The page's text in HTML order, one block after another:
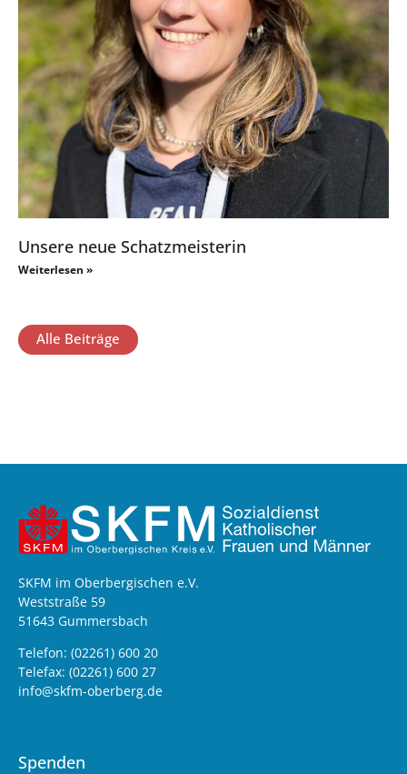
Unsere neue Schatzmeisterin
Weiterlesen »
Alle Beiträge
SKFM im Oberbergischen e.V.
Weststraße 59
51643 Gummersbach
Telefon: (02261) 600 20
Telefax: (02261) 600 27
info@skfm-oberberg.de
Spenden